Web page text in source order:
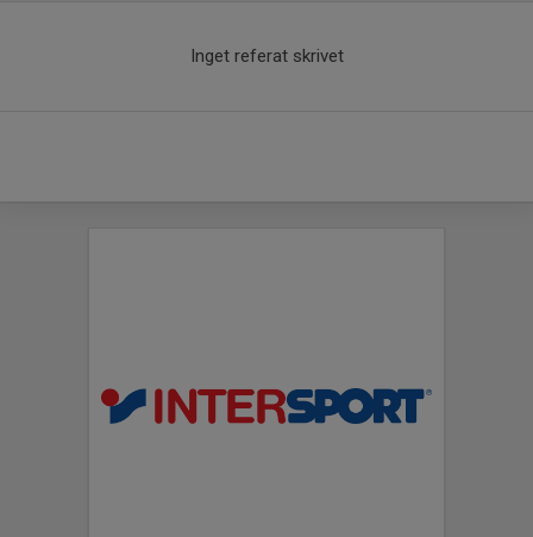
Inget referat skrivet